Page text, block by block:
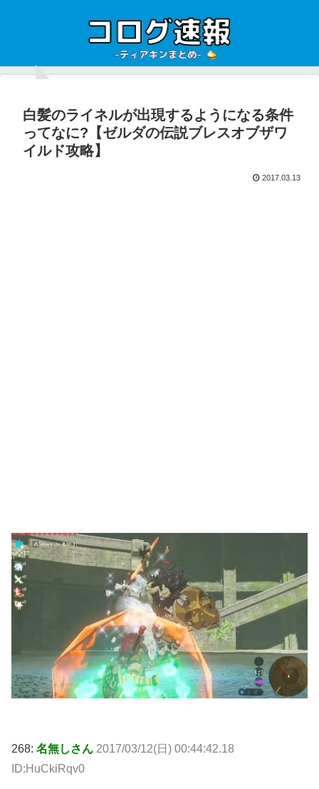
白髪のライネルが出現するようになる条件
ってなに?【ゼルダの伝説ブレスオブザワ
イルド攻略】
2017.03.13
268: 名無しさん 2017/03/12(日) 00:44:42.18
ID:HuCkiRqv0